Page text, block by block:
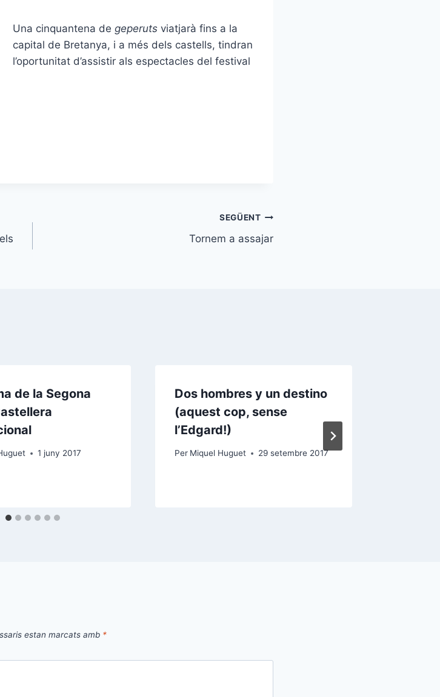
Una cinquantena de geperuts viatjarà fins a la
capital de Bretanya, i a més dels castells, tindran
l’oportunitat d’assistir als espectacles del festival
SEGÜENT
Tornem a assajar
de la Segona
1 juny 2017
Dos hombres y un destino
(aquest cop, sense
l’Edgard!)
Per Miquel Huguet 29 setembre 2017
estan marcats amb *